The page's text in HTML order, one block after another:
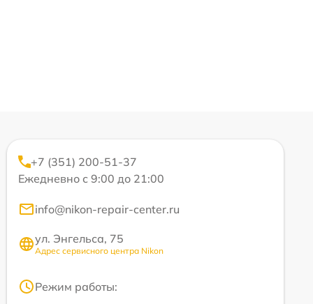
+7 (351) 200-51-37
Ежедневно с 9:00 до 21:00
info@nikon-repair-center.ru
ул. Энгельса, 75
Адрес сервисного центра Nikon
Режим работы: